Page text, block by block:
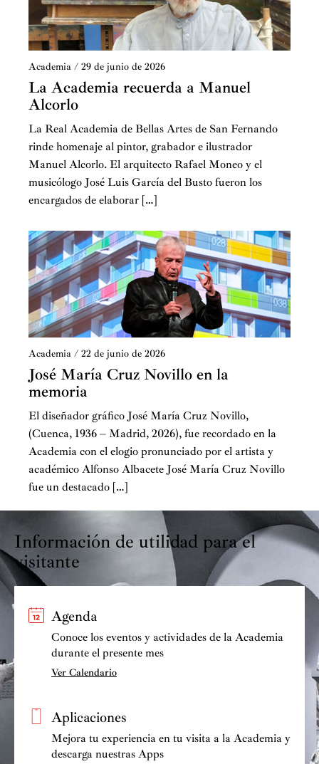
Academia / 29 de junio de 2026
La Academia recuerda a Manuel
Alcorlo
La Real Academia de Bellas Artes de San Fernando
rinde homenaje al pintor, grabador e ilustrador
Manuel Alcorlo. El arquitecto Rafael Moneo y el
musicólogo José Luis García del Busto fueron los
encargados de elaborar […]
Academia / 22 de junio de 2026
José María Cruz Novillo en la
memoria
El diseñador gráfico José María Cruz Novillo,
(Cuenca, 1936 – Madrid, 2026), fue recordado en la
Academia con el elogio pronunciado por el artista y
académico Alfonso Albacete José María Cruz Novillo
fue un destacado […]
Información de utilidad para el
visitante
Agenda
Conoce los eventos y actividades de la Academia
durante el presente mes
Ver Calendario
Aplicaciones
Mejora tu experiencia en tu visita a la Academia y
descarga nuestras Apps